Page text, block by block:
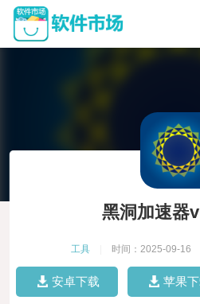
黑洞加速器
工具 时间：2025-09-16
安卓下载 苹果